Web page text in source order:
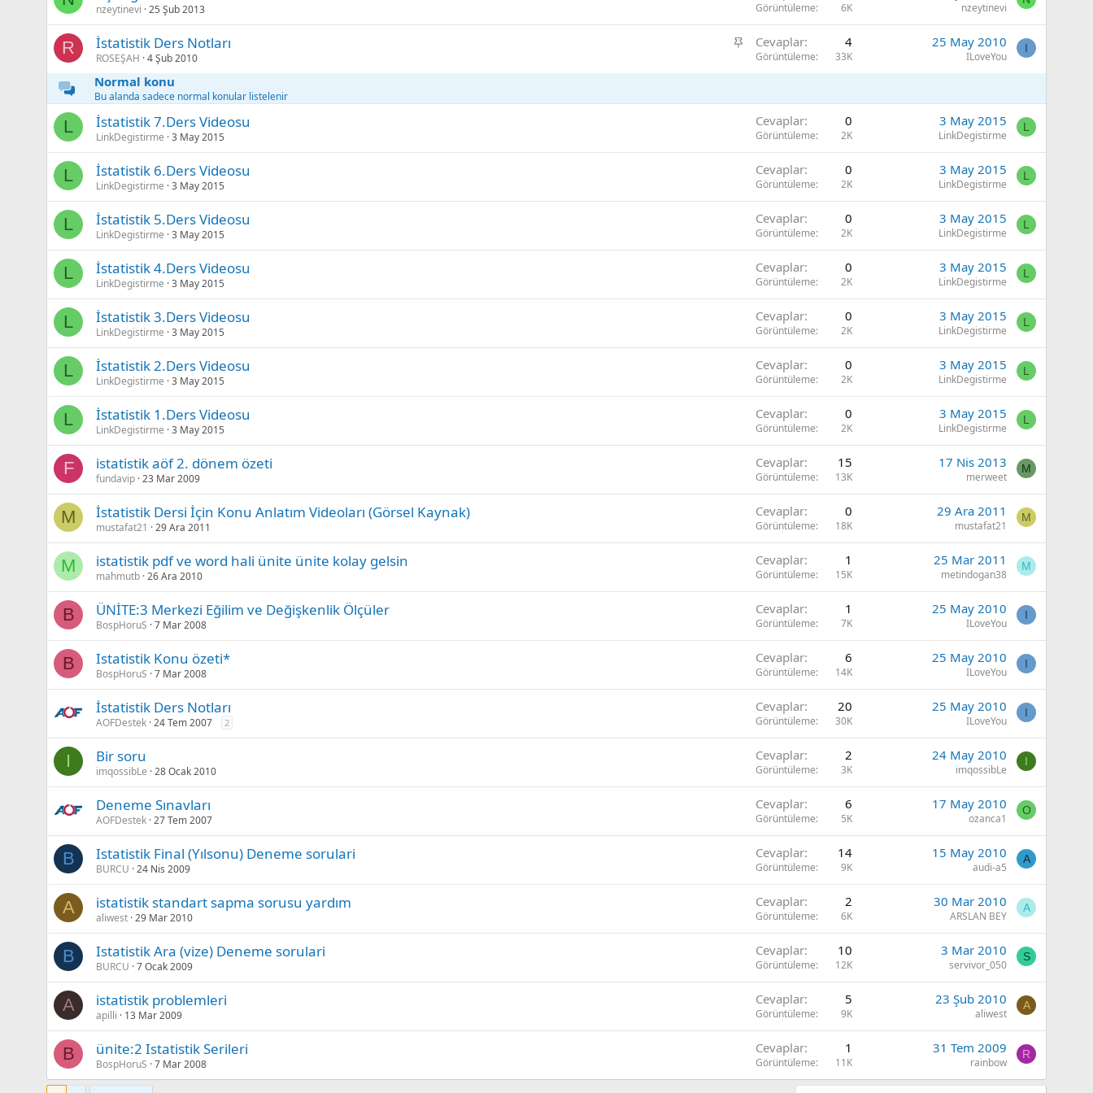
b
i
nzeytinevi 25 Şub 2013 Görüntüleme 6K nzeytinevi
R
S
t
İstatistik Ders Notları
ROSEŞAH 4 Şub 2010
Cevaplar 4
Görüntüleme 33K
25 May 2010
ILoveYou
I
Normal konu
Bu alanda sadece normal konular listelenir
L İstatistik 7.Ders Videosu
LinkDegistirme 3 May 2015
Cevaplar 0
Görüntüleme 2K
3 May 2015
LinkDegistirme
L
L İstatistik 6.Ders Videosu
LinkDegistirme 3 May 2015
Cevaplar 0
Görüntüleme 2K
3 May 2015
LinkDegistirme
L
L İstatistik 5.Ders Videosu
LinkDegistirme 3 May 2015
Cevaplar 0
Görüntüleme 2K
3 May 2015
LinkDegistirme
L
L İstatistik 4.Ders Videosu
LinkDegistirme 3 May 2015
Cevaplar 0
Görüntüleme 2K
3 May 2015
LinkDegistirme
L
L İstatistik 3.Ders Videosu
LinkDegistirme 3 May 2015
Cevaplar 0
Görüntüleme 2K
3 May 2015
LinkDegistirme
L
L İstatistik 2.Ders Videosu
LinkDegistirme 3 May 2015
Cevaplar 0
Görüntüleme 2K
3 May 2015
LinkDegistirme
L
L İstatistik 1.Ders Videosu
LinkDegistirme 3 May 2015
Cevaplar 0
Görüntüleme 2K
3 May 2015
LinkDegistirme
L
F istatistik aöf 2. dönem özeti
fundavip 23 Mar 2009
Cevaplar 15
Görüntüleme 13K
17 Nis 2013
merweet
M
M İstatistik Dersi İçin Konu Anlatım Videoları (Görsel Kaynak)
mustafat21 29 Ara 2011
Cevaplar 0
Görüntüleme 18K
29 Ara 2011
mustafat21
M
M istatistik pdf ve word hali ünite ünite kolay gelsin
mahmutb 26 Ara 2010
Cevaplar 1
Görüntüleme 15K
25 Mar 2011
metindogan38
M
B ÜNİTE:3 Merkezi Eğilim ve Değişkenlik Ölçüler
BospHoruS 7 Mar 2008
Cevaplar 1
Görüntüleme 7K
25 May 2010
ILoveYou
I
B Istatistik Konu özeti*
BospHoruS 7 Mar 2008
Cevaplar 6
Görüntüleme 14K
25 May 2010
ILoveYou
I
İstatistik Ders Notları
AOFDestek 24 Tem 2007 2
Cevaplar 20
Görüntüleme 30K
25 May 2010
ILoveYou
I
I Bir soru
imqossibLe 28 Ocak 2010
Cevaplar 2
Görüntüleme 3K
24 May 2010
imqossibLe
I
Deneme Sınavları
AOFDestek 27 Tem 2007
Cevaplar 6
Görüntüleme 5K
17 May 2010
ozanca1
O
B Istatistik Final (Yılsonu) Deneme sorulari
BURCU 24 Nis 2009
Cevaplar 14
Görüntüleme 9K
15 May 2010
audi-a5
A
A istatistik standart sapma sorusu yardım
aliwest 29 Mar 2010
Cevaplar 2
Görüntüleme 6K
30 Mar 2010
ARSLAN BEY
A
B Istatistik Ara (vize) Deneme sorulari
BURCU 7 Ocak 2009
Cevaplar 10
Görüntüleme 12K
3 Mar 2010
servivor_050
S
A istatistik problemleri
apilli 13 Mar 2009
Cevaplar 5
Görüntüleme 9K
23 Şub 2010
aliwest
A
B ünite:2 Istatistik Serileri
BospHoruS 7 Mar 2008
Cevaplar 1
Görüntüleme 11K
31 Tem 2009
rainbow
R